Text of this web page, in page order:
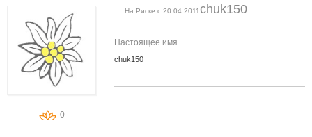
0
chuk150
На Риске с 20.04.2011
Настоящее имя
chuk150